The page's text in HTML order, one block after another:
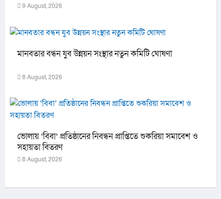
9 August, 2026
মানবতার বন্ধন যুব উন্নয়ন সংস্থার নতুন কমিটি ঘোষণা
8 August, 2026
ভোলায় ‘বিবা’ প্রতিষ্ঠানের নিবন্ধন প্রাপ্তিতে শুকরিয়া সমাবেশ ও
সহায়তা বিতরণ
8 August, 2026